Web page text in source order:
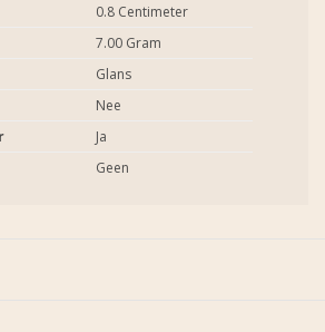
0.8 Centimeter
7.00 Gram
Glans
Nee
Ja
Geen